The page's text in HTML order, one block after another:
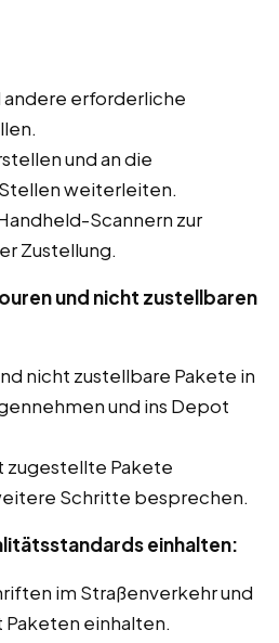
andere erforderliche
und an die
weiterleiten.
Scannern zur
Zustellung.
und nicht zustellbaren
nicht zustellbare Pakete in
und ins Depot
zugestellte Pakete
Schritte besprechen.
einhalten:
im Straßenverkehr und
einhalten.